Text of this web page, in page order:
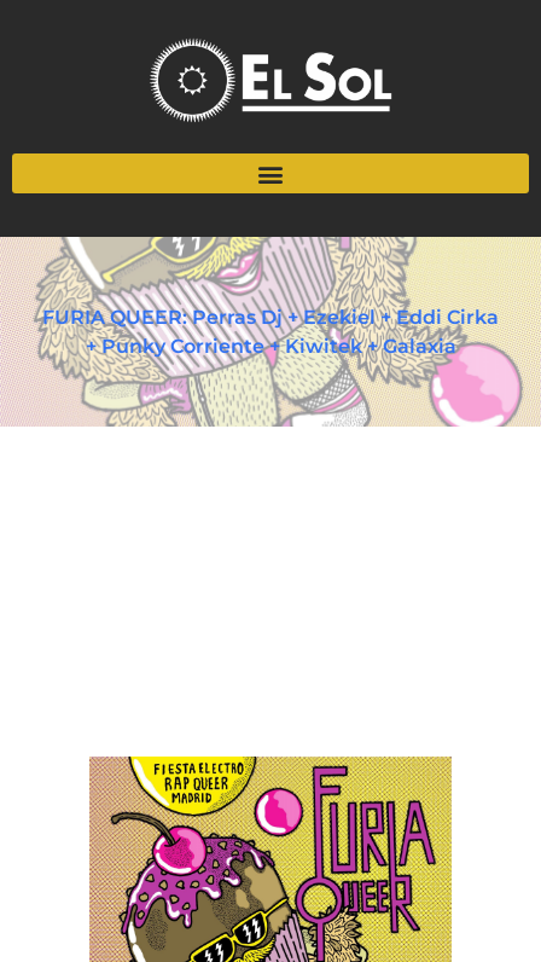
FURIA QUEER: Perras Dj + Ezekiel + Eddi Cirka
+ Punky Corriente + Kiwitek + Galaxia